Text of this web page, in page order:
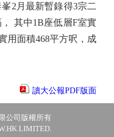
2月最新暫錄得3宗二
其中1B座低層F室實
用面積468平方呎，成
讀大公報PDF版面
公司版權所有
LIMITED.